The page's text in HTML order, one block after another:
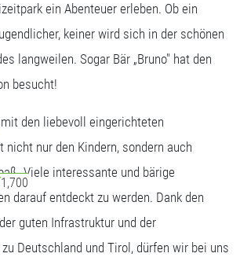
1,700
ein Abenteuer erleben. Ob ein
keiner wird sich in der schönen
langweilen. Sogar Bär „Bruno" hat den
besucht!
den liebevoll eingerichteten
nicht nur den Kindern, sondern auch
Viele interessante und bärige
darauf entdeckt zu werden. Dank den
guten Infrastruktur und der
Deutschland und Tirol, dürfen wir bei uns